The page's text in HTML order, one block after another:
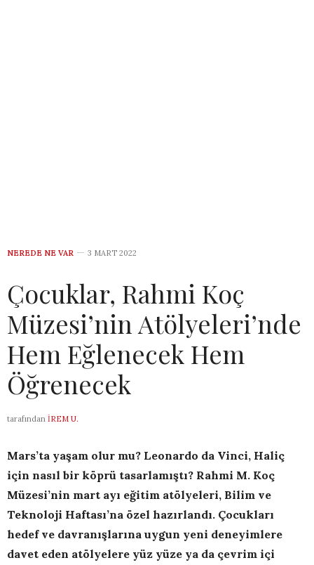
NEREDE NE VAR 3 MART 2022
Çocuklar, Rahmi Koç
Müzesi’nin Atölyeleri’nde
Hem Eğlenecek Hem
Öğrenecek
tarafından İREM U.
Mars’ta yaşam olur mu? Leonardo da Vinci, Haliç
için nasıl bir köprü tasarlamıştı? Rahmi M. Koç
Müzesi’nin mart ayı eğitim atölyeleri, Bilim ve
Teknoloji Haftası’na özel hazırlandı. Çocukları
hedef ve davranışlarına uygun yeni deneyimlere
davet eden atölyelere yüz yüze ya da çevrim içi